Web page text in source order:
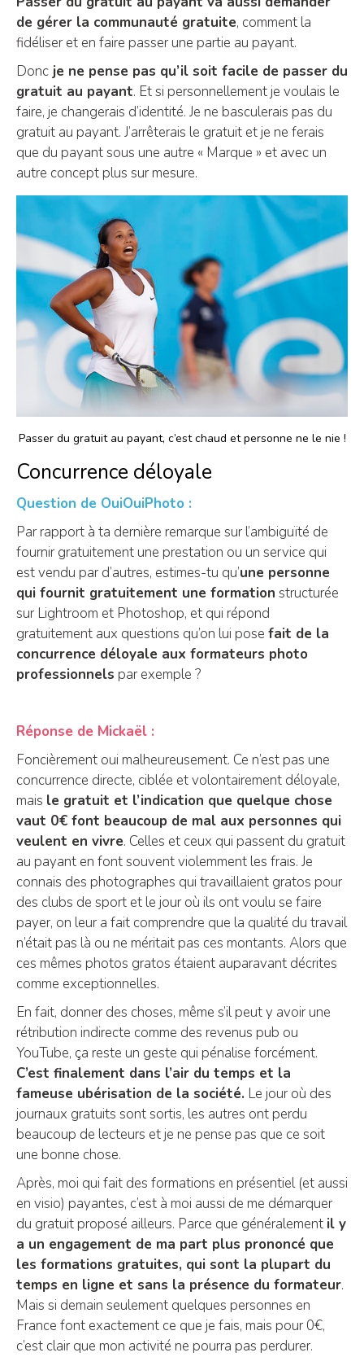
de gérer la communauté gratuite, comment la
fidéliser et en faire passer une partie au payant.
Donc je ne pense pas qu’il soit facile de passer du
gratuit au payant. Et si personnellement je voulais le
faire, je changerais d’identité. Je ne basculerais pas du
gratuit au payant. J’arrêterais le gratuit et je ne ferais
que du payant sous une autre « Marque » et avec un
autre concept plus sur mesure.
Passer du gratuit au payant, c’est chaud et personne ne le nie !
Concurrence déloyale
Question de OuiOuiPhoto :
Par rapport à ta dernière remarque sur l’ambiguïté de
fournir gratuitement une prestation ou un service qui
est vendu par d’autres, estimes-tu qu’une personne
qui fournit gratuitement une formation structurée
sur Lightroom et Photoshop, et qui répond
gratuitement aux questions qu’on lui pose fait de la
concurrence déloyale aux formateurs photo
professionnels par exemple ?
Réponse de Mickaël :
Foncièrement oui malheureusement. Ce n’est pas une
concurrence directe, ciblée et volontairement déloyale,
mais le gratuit et l’indication que quelque chose
vaut 0€ font beaucoup de mal aux personnes qui
veulent en vivre. Celles et ceux qui passent du gratuit
au payant en font souvent violemment les frais. Je
connais des photographes qui travaillaient gratos pour
des clubs de sport et le jour où ils ont voulu se faire
payer, on leur a fait comprendre que la qualité du travail
n’était pas là ou ne méritait pas ces montants. Alors que
ces mêmes photos gratos étaient auparavant décrites
comme exceptionnelles.
En fait, donner des choses, même s’il peut y avoir une
rétribution indirecte comme des revenus pub ou
YouTube, ça reste un geste qui pénalise forcément.
C’est finalement dans l’air du temps et la
fameuse ubérisation de la société. Le jour où des
journaux gratuits sont sortis, les autres ont perdu
beaucoup de lecteurs et je ne pense pas que ce soit
une bonne chose.
Après, moi qui fait des formations en présentiel (et aussi
en visio) payantes, c’est à moi aussi de me démarquer
du gratuit proposé ailleurs. Parce que généralement il y
a un engagement de ma part plus prononcé que
les formations gratuites, qui sont la plupart du
temps en ligne et sans la présence du formateur.
Mais si demain seulement quelques personnes en
France font exactement ce que je fais, mais pour 0€,
c’est clair que mon activité ne pourra pas perdurer.